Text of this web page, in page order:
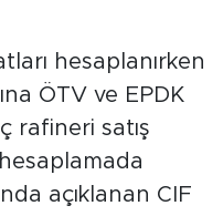
hesaplanırken
ÖTV ve EPDK
rafineri satış
açıklanan CIF